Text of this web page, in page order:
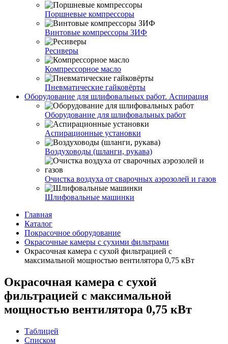
Поршневые компрессоры
Винтовые компрессоры ЗИФ
Ресиверы
Компрессорное масло
Пневматические гайковёрты
Оборудование для шлифовальных работ. Аспирация
Оборудование для шлифовальных работ
Аспирационные установки
Воздуховоды (шланги, рукава)
Очистка воздуха от сварочных аэрозолей и газов
Шлифовальные машинки
Главная
Каталог
Покрасочное оборудование
Окрасочные камеры с сухими фильтрами
Окрасочная камера с сухой фильтрацией с
максимальной мощностью вентилятора 0,75 кВт
Окрасочная камера с сухой
фильтрацией с максимальной
мощностью вентилятора 0,75 кВт
Таблицей
Списком